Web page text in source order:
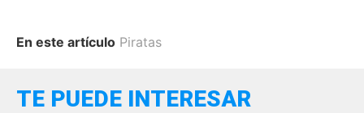
En este artículo Piratas
TE PUEDE INTERESAR